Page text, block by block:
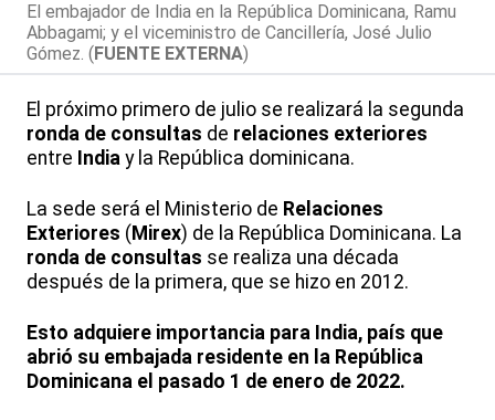
El embajador de India en la República Dominicana, Ramu
Abbagami; y el viceministro de Cancillería, José Julio
Gómez. (FUENTE EXTERNA)
El próximo primero de julio se realizará la segunda
ronda de consultas de relaciones exteriores
entre India y la República dominicana.
La sede será el Ministerio de Relaciones
Exteriores ( Mirex) de la República Dominicana. La
ronda de consultas se realiza una década
después de la primera, que se hizo en 2012.
Esto adquiere importancia para India, país que
abrió su embajada residente en la República
Dominicana el pasado 1 de enero de 2022.